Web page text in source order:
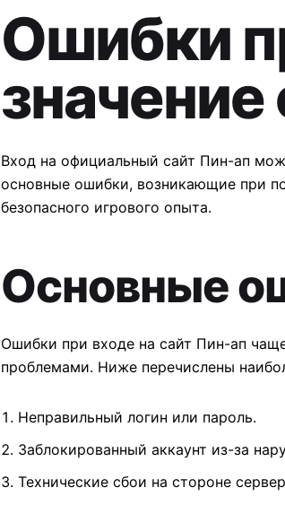
Ошибки
Вход на официальный сайт Пин-ап
основные ошибки, возникающие при
безопасного игрового опыта.
Основные
Ошибки при входе на сайт Пин-ап
проблемами. Ниже перечислены
Неправильный логин или пароль.
Заблокированный аккаунт из-за
Технические сбои на стороне